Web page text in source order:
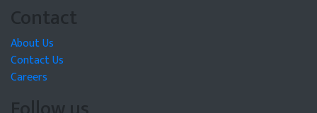
Contact
About Us
Contact Us
Careers